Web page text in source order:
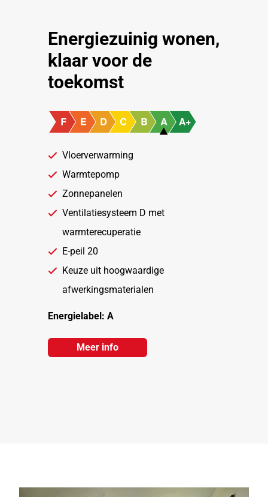
Energiezuinig wonen,
klaar voor de
toekomst
Vloerverwarming
Warmtepomp
Zonnepanelen
Ventilatiesysteem D met
warmterecuperatie
E-peil 20
Keuze uit hoogwaardige
afwerkingsmaterialen
Energielabel: A
Meer info